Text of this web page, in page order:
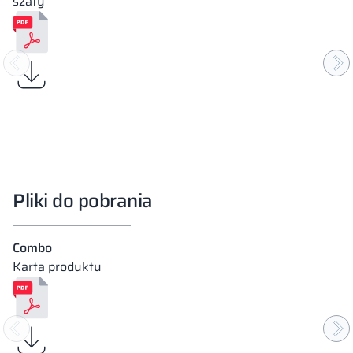
Pliki do pobrania
Combo
Karta produktu